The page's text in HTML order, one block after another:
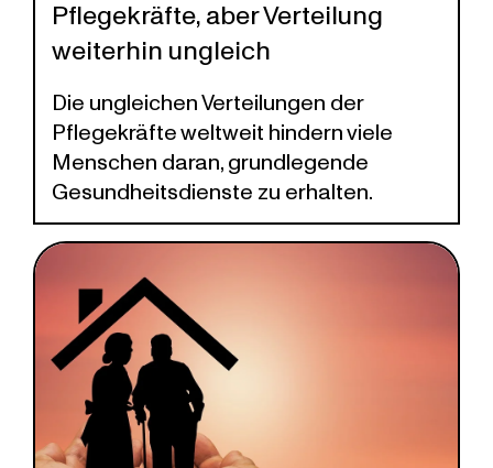
Pflegekräfte, aber Verteilung
weiterhin ungleich
Die ungleichen Verteilungen der
Pflegekräfte weltweit hindern viele
Menschen daran, grundlegende
Gesundheitsdienste zu erhalten.